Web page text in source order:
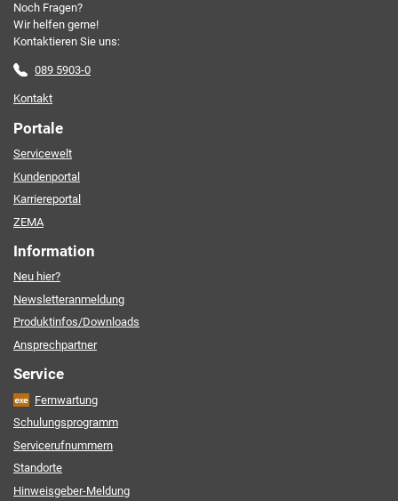
Noch Fragen?
Wir helfen gerne!
Kontaktieren Sie uns:
089 5903-0
Kontakt
Portale
Servicewelt
Kundenportal
Karriereportal
ZEMA
Information
Neu hier?
Newsletteranmeldung
Produktinfos/Downloads
Ansprechpartner
Service
Fernwartung
Schulungsprogramm
Servicerufnummern
Standorte
Hinweisgeber-Meldung